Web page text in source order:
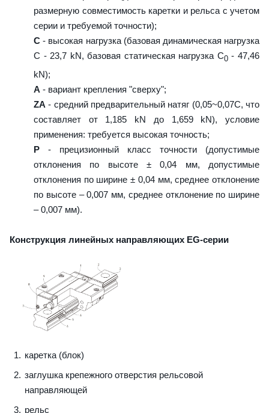
размерную совместимость каретки и рельса с учетом
серии и требуемой точности);
C - высокая нагрузка (базовая динамическая нагрузка
C - 23,7 kN, базовая статическая нагрузка С0- 47,46
kN);
A - вариант крепления "сверху";
ZA - средний предварительный натяг (0,05~0,07C, что
составляет от 1,185 kN до 1,659 kN), условие
применения: требуется высокая точность;
P - прецизионный класс точности (допустимые
отклонения по высоте ± 0,04 мм, допустимые
отклонения по ширине ± 0,04 мм, среднее отклонение
по высоте – 0,007 мм, среднее отклонение по ширине
– 0,007 мм).
Конструкция линейных направляющих EG-серии
каретка (блок)
заглушка крепежного отверстия рельсовой
направляющей
рельс